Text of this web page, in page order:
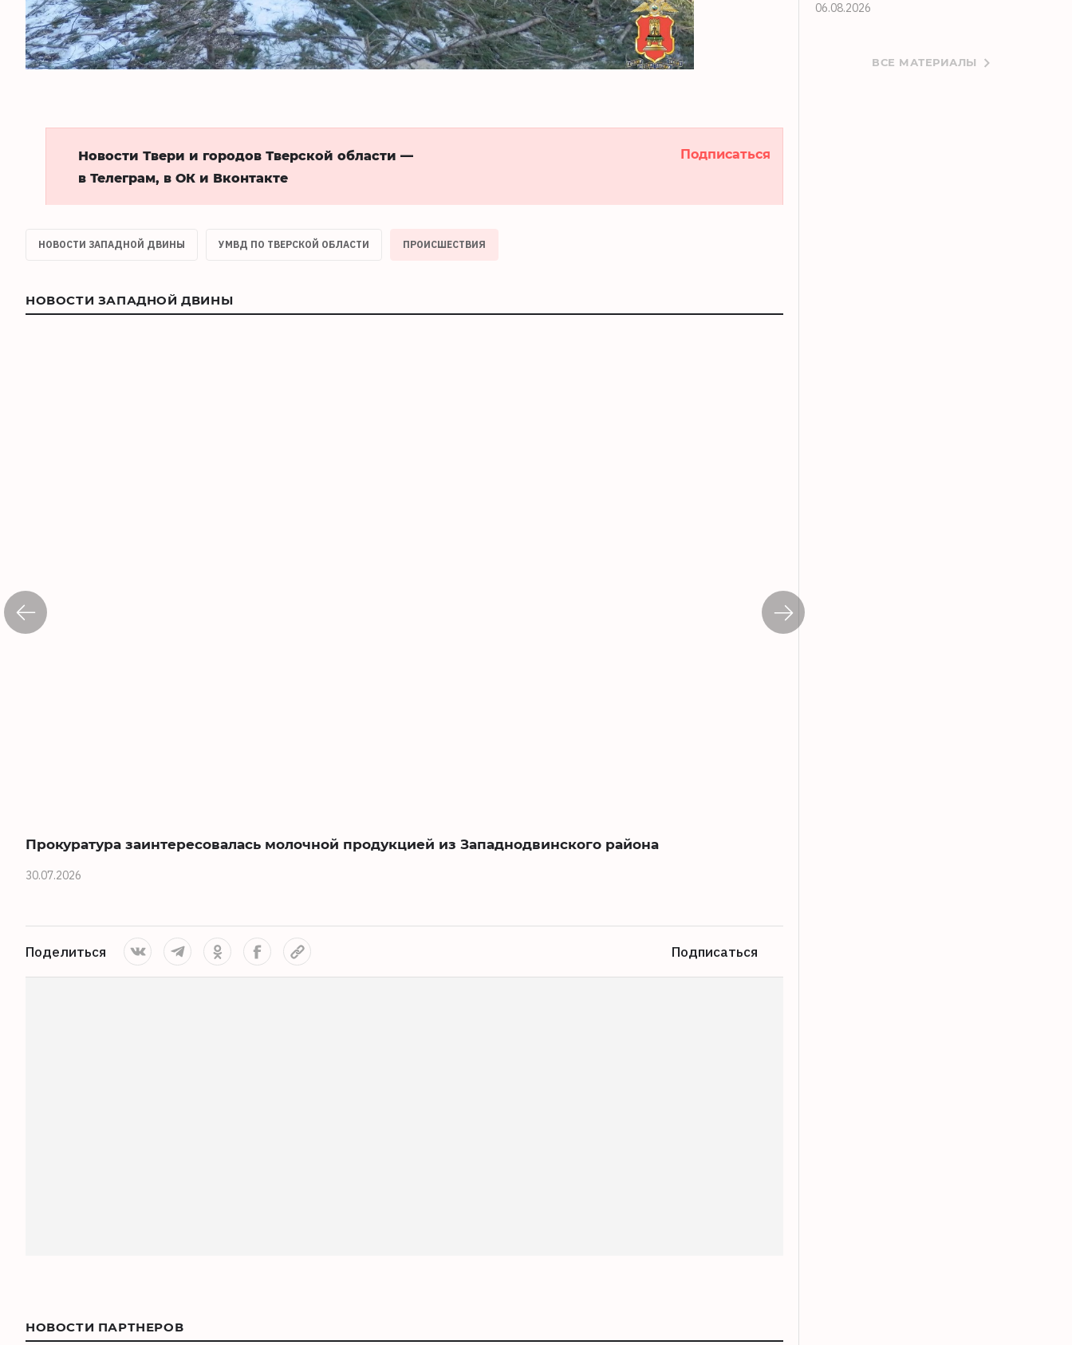
Новости Твери и городов Тверской области —
в Телеграм, в ОК и Вконтакте
Подписаться
НОВОСТИ ЗАПАДНОЙ ДВИНЫ УМВД ПО ТВЕРСКОЙ ОБЛАСТИ ПРОИСШЕСТВИЯ
НОВОСТИ ЗАПАДНОЙ ДВИНЫ
Прокуратура заинтересовалась молочной продукцией из Западнодвинского района
30.07.2026
Поделиться Подписаться
НОВОСТИ ПАРТНЕРОВ
06.08.2026
ВСЕ МАТЕРИАЛЫ